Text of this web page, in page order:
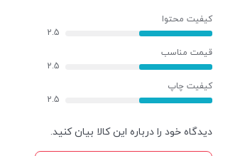
کیفیت محتوا
2.5
قیمت مناسب
2.5
کیفیت چاپ
2.5
دیدگاه خود را درباره این کالا بیان کنید.